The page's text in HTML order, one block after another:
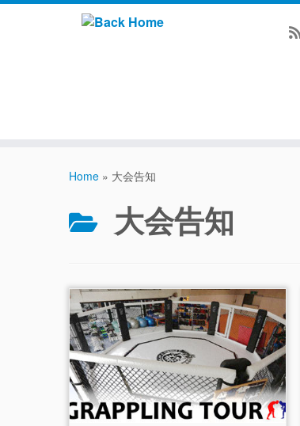
Home » 大会告知
大会告知